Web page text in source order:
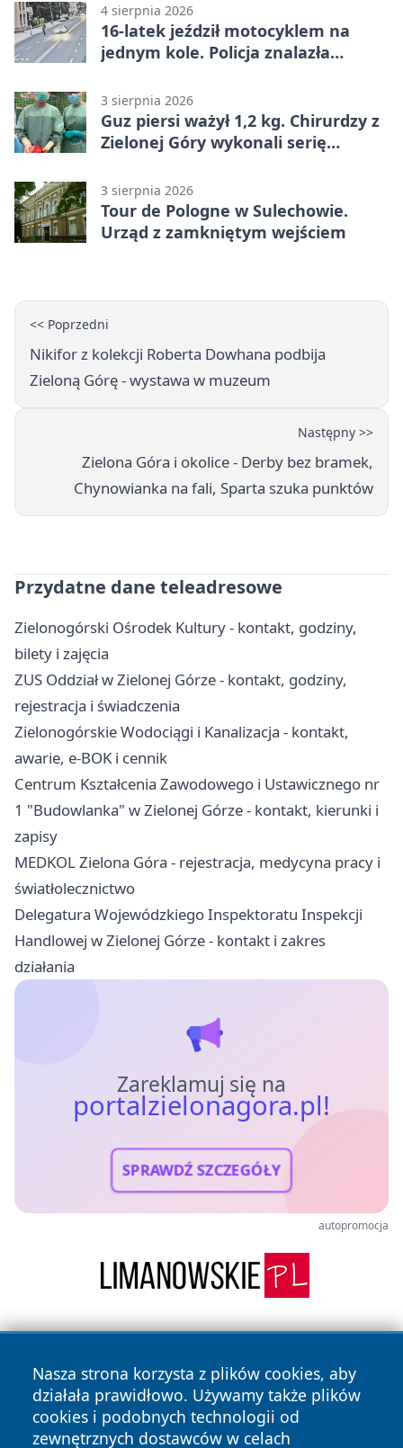
4 sierpnia 2026
16-latek jeździł motocyklem na
jednym kole. Policja znalazła
3 sierpnia 2026
Guz piersi ważył 1,2 kg. Chirurdzy z
Zielonej Góry wykonali serię
3 sierpnia 2026
Tour de Pologne w Sulechowie.
Urząd z zamkniętym wejściem
<< Poprzedni
Nikifor z kolekcji Roberta Dowhana podbija
Zieloną Górę - wystawa w muzeum
Następny >>
Zielona Góra i okolice - Derby bez bramek,
Chynowianka na fali, Sparta szuka punktów
Przydatne dane teleadresowe
Zielonogórski Ośrodek Kultury - kontakt, godziny,
bilety i zajęcia
ZUS Oddział w Zielonej Górze - kontakt, godziny,
rejestracja i świadczenia
Zielonogórskie Wodociągi i Kanalizacja - kontakt,
awarie, e-BOK i cennik
Centrum Kształcenia Zawodowego i Ustawicznego nr
1 "Budowlanka" w Zielonej Górze - kontakt, kierunki i
zapisy
MEDKOL Zielona Góra - rejestracja, medycyna pracy i
światłolecznictwo
Delegatura Wojewódzkiego Inspektoratu Inspekcji
Handlowej w Zielonej Górze - kontakt i zakres
działania
Zareklamuj się na
portalzielonagora.pl!
SPRAWDŹ SZCZEGÓŁY
autopromocja
Nasza strona korzysta z plików cookies, aby
działała prawidłowo. Używamy także plików
cookies i podobnych technologii od
zewnętrznych dostawców w celach
Copyright © 2026 portalzielonagora.pl Wszystkie prawa